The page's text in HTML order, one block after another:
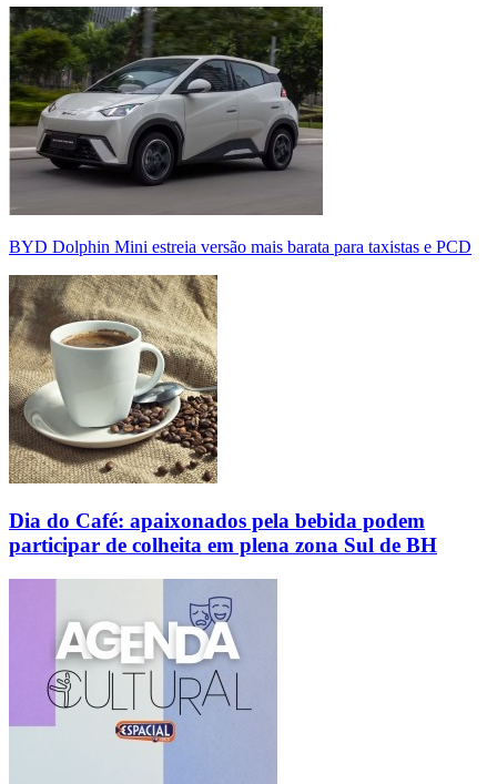
BYD Dolphin Mini estreia versão mais barata para taxistas e PCD
Dia do Café: apaixonados pela bebida podem
participar de colheita em plena zona Sul de BH